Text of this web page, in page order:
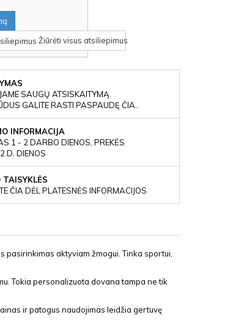
Žiūrėti visus atsiliepimus
SAUGŲ ATSISKAITYMĄ.
GALITE RASTI PASPAUDĘ ČIA..
INFORMACIJA
1 - 2 DARBO DIENOS, PREKĖS
D. DIENOS
TAISYKLĖS
ČIA DĖL PLATESNĖS INFORMACIJOS
aktyviam žmogui. Tinka sportui,
Tokia personalizuota dovana tampa ne tik
ir patogus naudojimas leidžia gertuvę